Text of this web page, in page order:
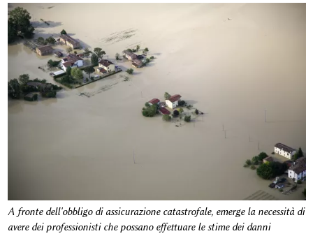
A fronte dell'obbligo di assicurazione catastrofale, emerge la necessità di
avere dei professionisti che possano effettuare le stime dei danni